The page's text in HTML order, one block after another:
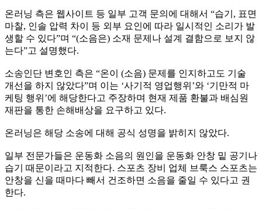
온러닝 측은 웹사이트 등 일부 고객 문의에 대해서 “습기, 표면
마찰, 인솔 압력 차이 등 외부 요인에 따라 일시적인 소리가 발
생할 수 있다”며 “(소음은) 소재 문제나 설계 결함으로 보지 않
는다”고 설명했다.
소송인단 변호인 측은 “온이 (소음) 문제를 인지하고도 기술
개선을 하지 않았다”며 이는 ‘사기적 영업행위’와 ‘기만적 마
케팅 행위’에 해당한다고 주장하며 현재 제품 환불과 배심원
재판을 통한 손해배상을 요구하고 있다.
온러닝은 해당 소송에 대해 공식 성명을 밝히지 않았다.
일부 전문가들은 운동화 소음의 원인을 운동화 안창 밑 공기나
습기 때문이라고 지적한다. 스포츠 장비 업체 브룩스 스포츠는
안창을 신을 때마다 빼서 건조하면 소음을 줄일 수 있다고 권
한다.